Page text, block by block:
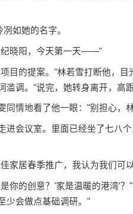
如她的名字。
纪晓阳，今天第一天——"
目的提案。"林若雪打断他，
调。"说完，她转身离开，高
同情地看了他一眼："别担心，
进会议室。里面已经坐了七八
家居春季推广，我认为我们可
你的创意？'家是温暖的港湾'
少会做点基础调研。"